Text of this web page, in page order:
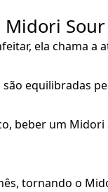
Midori
ela chama a
equilibradas
beber um
tornando o